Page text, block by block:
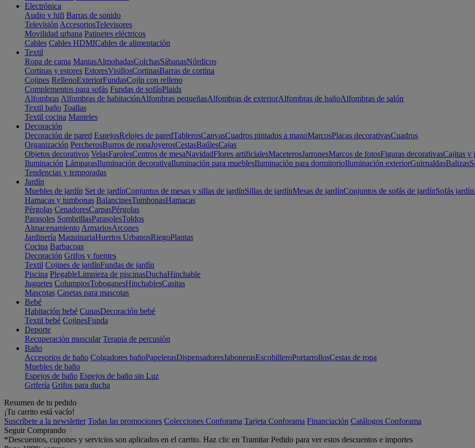
Electrónica
Audio y hifi Barras de sonido
Televisión AccesoriosTelevisores
Movilidad urbana Patinetes eléctricos
Cables Cables HDMICables de alimentación
Textil
Ropa de cama MantasAlmohadasColchasSábanasNórdicos
Cortinas y estores EstoresVisillosCortinasBarras de cortina
Cojines RellenoExteriorFundasCojín con relleno
Complementos para sofás Fundas de sofásPlaids
Alfombras Alfombras de habitaciónAlfombras pequeñasAlfombras de exteriorAlfombras de bañoAlfombras de salón
Textil baño Toallas
Textil cocina Manteles
Decoración
Decoración de pared EspejosRelojes de paredTablerosCanvasCuadros pintados a manoMarcosPlacas decorativasCuadros
Organización PercherosBurros de ropaJoyerosCestasBaúlesCajas
Objetos decorativos VelasFarolesCentros de mesaNavidadFlores artificialesMaceterosJarronesMarcos de fotosFiguras decorativasCajitas y
Iluminación LámparasIluminación decorativaIluminación para mueblesIluminación para dormitorioIluminación exteriorGuirnaldasBalizas
Tendencias y temporadas
Jardín
Muebles de jardín Set de jardínConjuntos de mesas y sillas de jardínSillas de jardínMesas de jardínConjuntos de sofás de jardínSofás jardín
Hamacas y tumbonas BalancinesTumbonasHamacas
Pérgolas CenadoresCarpasPérgolas
Parasoles SombrillasParasolesToldos
Almacenamiento ArmariosArcones
Jardinería MaquinariaHuertos UrbanosRiegoPlantas
Cocina Barbacoas
Decoración Grifos y fuentes
Textil Cojines de jardínFundas de jardín
Piscina PlegableLimpieza de piscinasDuchaHinchable
Juguetes ColumpiosToboganesHinchablesCasitas
Mascotas Casetas para mascotas
Bebé
Habitación bebé CunasDecoración bebé
Textil bebé CojinesFunda
Deporte
Recuperación muscular Terapia de percusión
Baño
Accesorios de baño Colgadores bañoPapelerasDispensadoresJabonerasEscobilleroPortarrollosCestas de ropa
Muebles de baño
Espejos de baño Espejos de baño sin Luz
Grifería Grifos para ducha
Resumen de tu pedido
¡Tu carrito está vacío!
Suscríbete a la newsletter Todas las promociones Colecciones Conforama Tarjeta Conforama Financiación Catálogos Conforama
Seguir Comprando
*Descuentos, cupones y servicios son aplicados en el carrito. Haz clic en Tramitar Pedido para ver estos descuentos e importes